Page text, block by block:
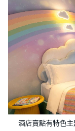
酒店賣點有特色